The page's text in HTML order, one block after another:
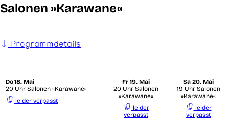
Salonen »Karawane«
Programmdetails
Do18. Mai
20 Uhr Salonen »Karawane«
leider verpasst
Fr 19. Mai
20 Uhr Salonen
»Karawane«
leider
verpasst
Sa 20. Mai
19 Uhr Salonen
»Karawane«
leider
verpasst